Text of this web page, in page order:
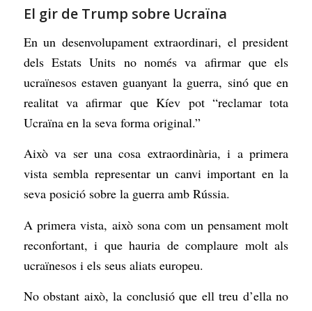
El gir de Trump sobre Ucraïna
En un desenvolupament extraordinari, el president
dels Estats Units no només va afirmar que els
ucraïnesos estaven guanyant la guerra, sinó que en
realitat va afirmar que Kíev pot “reclamar tota
Ucraïna en la seva forma original.”
Això va ser una cosa extraordinària, i a primera
vista sembla representar un canvi important en la
seva posició sobre la guerra amb Rússia.
A primera vista, això sona com un pensament molt
reconfortant, i que hauria de complaure molt als
ucraïnesos i els seus aliats europeu.
No obstant això, la conclusió que ell treu d’ella no